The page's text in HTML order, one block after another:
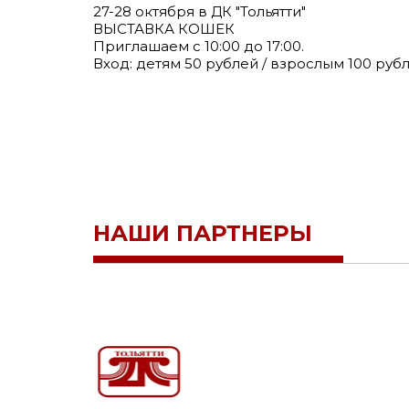
27-28 октября в ДК "Тольятти"
ВЫСТАВКА КОШЕК
Приглашаем с 10:00 до 17:00.
Вход: детям 50 рублей / взрослым 100
НАШИ ПАРТНЕРЫ